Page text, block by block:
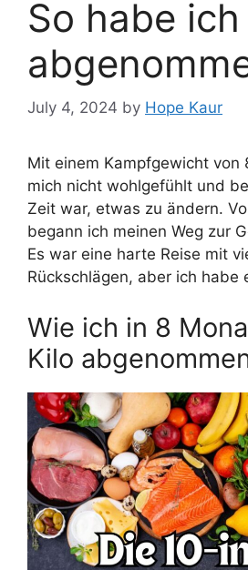
So habe
July 4, 2024 by Hope Kaur
Mit einem Kampfgewicht von
mich nicht wohlgefühlt und
Zeit war, etwas zu ändern.
begann ich meinen Weg zur
Es war eine harte Reise mit
Rückschlägen, aber ich habe
Wie ich in 8
Kilo